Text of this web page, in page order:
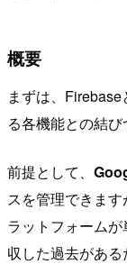
概要
まずは、
る各機能との結び
前提として、
スを管理できま
ラットフォーム
収した過去がある